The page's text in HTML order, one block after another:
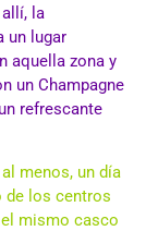
la
un lugar
aquella zona y
un Champagne
refrescante
menos, un día
de los centros
mismo casco